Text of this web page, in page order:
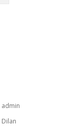
admin
Dilan